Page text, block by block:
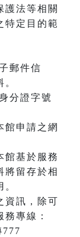
護法等相關
特定目的範
郵件信
分證字號
館申請之網
館基於服務
將留存於相
資訊，除可
專線：